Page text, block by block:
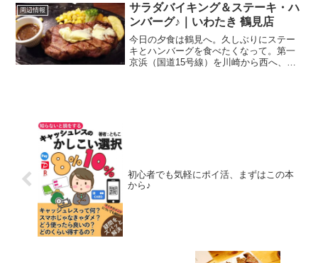
ままディナーへ。今日はモアーズ川崎
へ。モアーズの7F、レ...
周辺情報
サラダバイキング＆ステーキ・ハ
ンバーグ♪｜いわたき 鶴見店
今日の夕食は鶴見へ。久しぶりにステー
キとハンバーグを食べたくなって。第一
京浜（国道15号線）を川崎から西へ、総
初心者でも気軽にポイ活、まずはこの本
から♪